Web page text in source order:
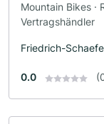
Mountain Bikes ·
Vertragshändler
Friedrich-
0.0